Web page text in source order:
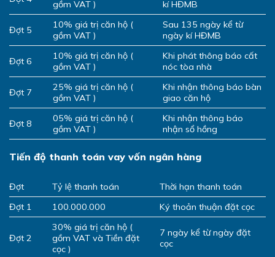
gồm VAT ) kí HĐMB
Đợt 5
10% giá trị căn hộ (
gồm VAT )
Sau 135 ngày kể từ
ngày kí HĐMB
Đợt 6
10% giá trị căn hộ (
gồm VAT )
Khi phát thông báo cất
nóc tòa nhà
Đợt 7
25% giá trị căn hộ (
gồm VAT )
Khi nhận thông báo bàn
giao căn hộ
Đợt 8
05% giá trị căn hộ (
gồm VAT )
Khi nhận thông báo
nhận sổ hồng
Tiến độ thanh toán vay vốn ngân hàng
Đợt Tỷ lệ thanh toán
Thời hạn thanh toán
Đợt 1
100.000.000 Ký thoản thuận đặt cọc
Đợt 2
30% giá trị căn hộ (
gồm VAT và Tiền đặt
cọc )
7 ngày kể từ ngày đặt
cọc